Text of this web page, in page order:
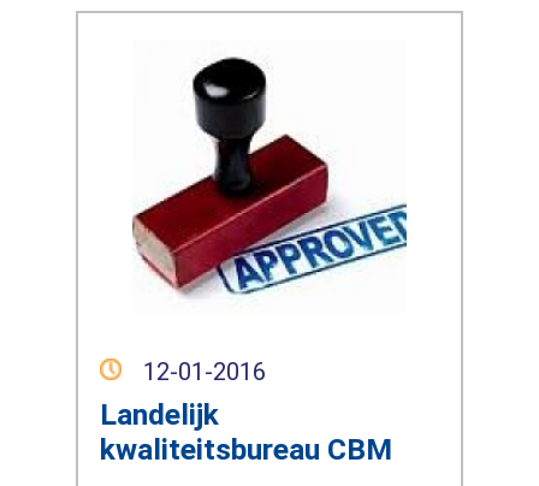
12-01-2016
Landelijk
kwaliteitsbureau CBM